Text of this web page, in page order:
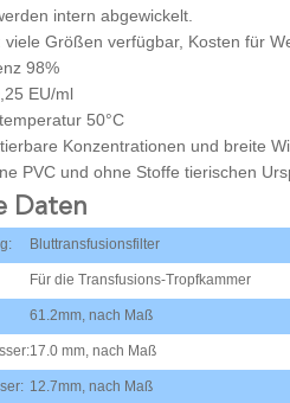
intern abgewickelt.
viele Größen verfügbar, Kosten für
98%
EU/ml
50°C
Konzentrationen und breite
PVC und ohne Stoffe tierischen
Daten
Bluttransfusionsfilter
Für die Transfusions-Tropfkammer
61.2mm, nach Maß
17.0 mm, nach Maß
12.7mm, nach Maß